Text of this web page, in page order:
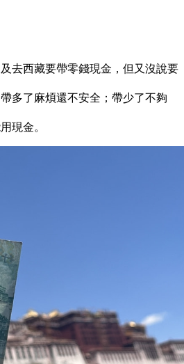
去西藏要帶零錢現金，但又沒說要
多了麻煩還不安全；帶少了不夠
現金。